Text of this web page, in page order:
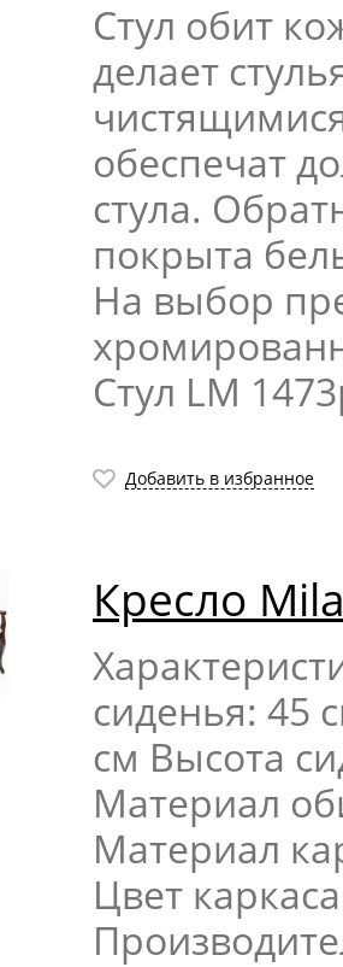
Стул обит
делает
обеспечат
стула.
покрыта
На выбор
Стул LM
Добавить в избранное
Кресло
сиденья: 45
см Высота
Материал
Материал
Цвет